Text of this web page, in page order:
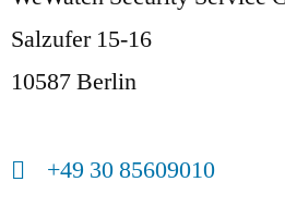
Salzufer 15-16
10587 Berlin
+49 30 85609010